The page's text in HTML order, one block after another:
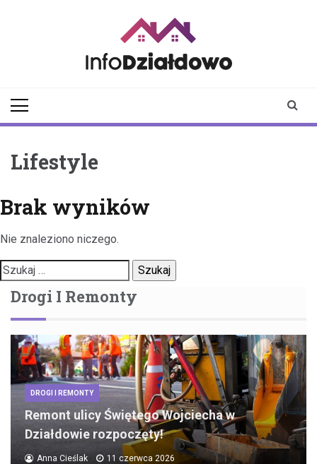
Lifestyle
Brak wyników
Nie znaleziono niczego.
Szukaj:
Drogi I Remonty
DROGI I REMONTY
Remont ulicy Świętego Wojciecha w
Działdowie rozpoczęty!
Anna Cieślak 11 czerwca 2026